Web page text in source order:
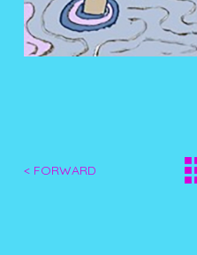
< FORWARD